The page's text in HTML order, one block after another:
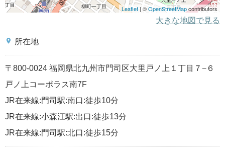
Leaflet | ©OpenStreetMapcontributors
大きな地図で見る
place 所在地
〒800-0024 福岡県北九州市門司区大里戸ノ上１丁目７−６
戸ノ上コーポラス南7F
JR在来線:門司駅:南口:徒歩10分
JR在来線:小森江駅:出口:徒歩13分
JR在来線:門司駅:北口:徒歩15分